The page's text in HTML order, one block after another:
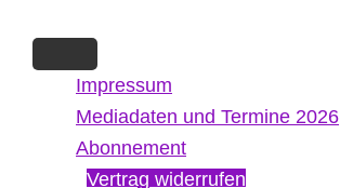
Impressum
Mediadaten und Termine 2026
Abonnement
Vertrag widerrufen